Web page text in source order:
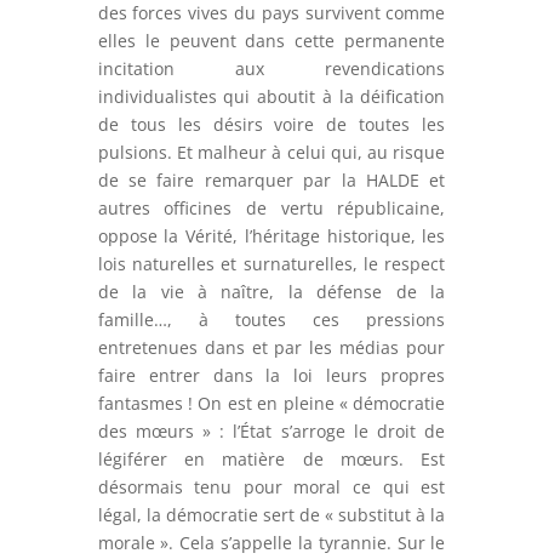
des forces vives du pays survivent comme
elles le peuvent dans cette permanente
incitation aux revendications
individualistes qui aboutit à la déification
de tous les désirs voire de toutes les
pulsions. Et malheur à celui qui, au risque
de se faire remarquer par la HALDE et
autres officines de vertu républicaine,
oppose la Vérité, l’héritage historique, les
lois naturelles et surnaturelles, le respect
de la vie à naître, la défense de la
famille…, à toutes ces pressions
entretenues dans et par les médias pour
faire entrer dans la loi leurs propres
fantasmes ! On est en pleine « démocratie
des mœurs » : l’État s’arroge le droit de
légiférer en matière de mœurs. Est
désormais tenu pour moral ce qui est
légal, la démocratie sert de « substitut à la
morale ». Cela s’appelle la tyrannie. Sur le